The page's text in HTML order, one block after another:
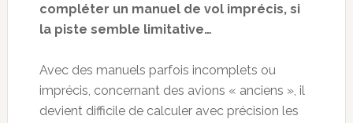
compléter un manuel de vol imprécis, si
la piste semble limitative…
Avec des manuels parfois incomplets ou
imprécis, concernant des avions « anciens », il
devient difficile de calculer avec précision les